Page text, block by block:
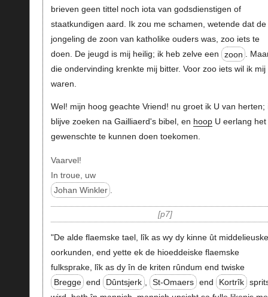
brieven geen tittel noch iota van godsdienstigen of
staatkundigen aard. Ik zou me schamen, wetende dat de
jongeling de zoon van katholike ouders was, zoo iets te
doen. De jeugd is mij heilig; ik heb zelve een
zoon .
die ondervinding krenkte mij bitter. Voor zoo iets wil ik mij
waren.
Wel! mijn hoog geachte Vriend! nu groet ik U van herten;
blijve zoeken na Gailliaerd's bibel, en hoopU eerlang het
gewenschte te kunnen doen toekomen.
Vaarvel!
In troue, uw
Johan Winkler
p7
"De alde flaemske tael, lîk as wy dy kinne ût middelieuske
oorkunden, end yette ek de hioeddeiske flaemske
fulksprake, lîk as dy în de kriten rûndum end twiske
Bregge end Dûntsjerk , St-Omaers end Kortrîk